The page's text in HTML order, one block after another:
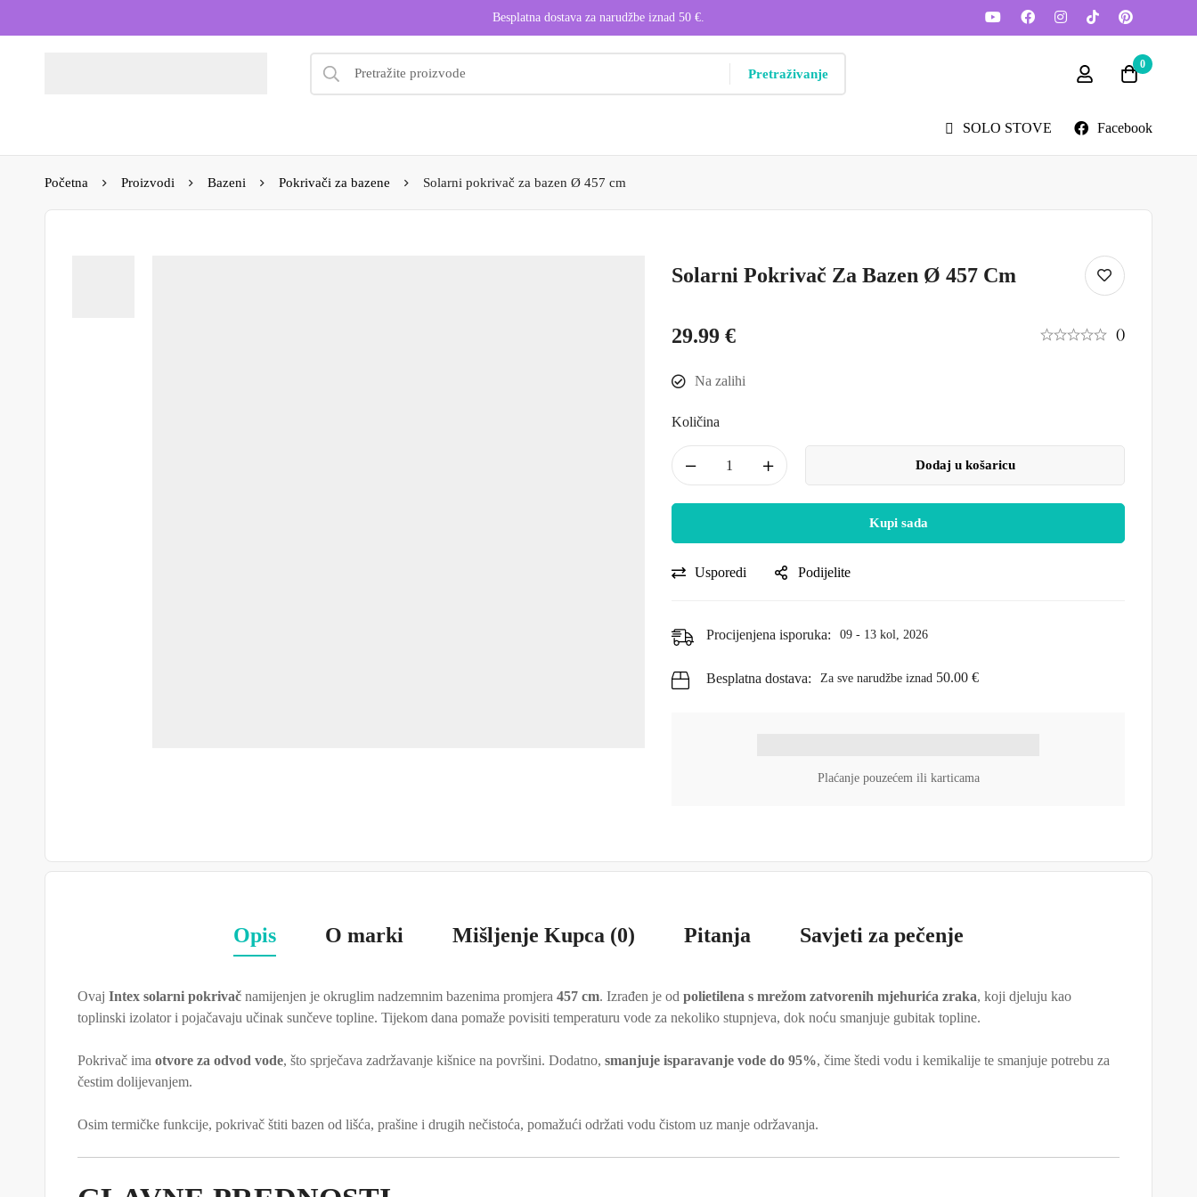
Besplatna dostava za narudžbe iznad 50 €.
Pretraživanje
0
SOLO STOVE Facebook
Početna Proizvodi Bazeni Pokrivači za bazene Solarni pokrivač za bazen Ø 457 cm
Solarni Pokrivač Za Bazen Ø 457 Cm
29.99€ ()
Na zalihi
Količina
Dodaj u košaricu
Kupi sada
Usporedi Podijelite
Procijenjena isporuka: 09 - 13 kol, 2026
Besplatna dostava: Za sve narudžbe iznad 50.00€
Plaćanje pouzećem ili karticama
Opis O marki Mišljenje Kupca (0) Pitanja Savjeti za pečenje
Ovaj Intex solarni pokrivač namijenjen je okruglim nadzemnim bazenima promjera 457 cm. Izrađen je od polietilena s mrežom zatvorenih mjehurića zraka, koji djeluju kao
toplinski izolator i pojačavaju učinak sunčeve topline. Tijekom dana pomaže povisiti temperaturu vode za nekoliko stupnjeva, dok noću smanjuje gubitak topline.
Pokrivač ima otvore za odvod vode, što sprječava zadržavanje kišnice na površini. Dodatno, smanjuje isparavanje vode do 95%, čime štedi vodu i kemikalije te smanjuje potrebu za
čestim dolijevanjem.
Osim termičke funkcije, pokrivač štiti bazen od lišća, prašine i drugih nečistoća, pomažući održati vodu čistom uz manje održavanja.